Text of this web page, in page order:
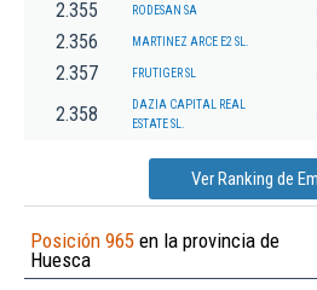
2.355 RODESAN SA
2.356 MARTINEZ ARCE E2 SL.
2.357 FRUTIGER SL
2.358
DAZIA CAPITAL REAL
ESTATE SL.
Ver Ranking de
Posición 965 en la provincia de
Huesca